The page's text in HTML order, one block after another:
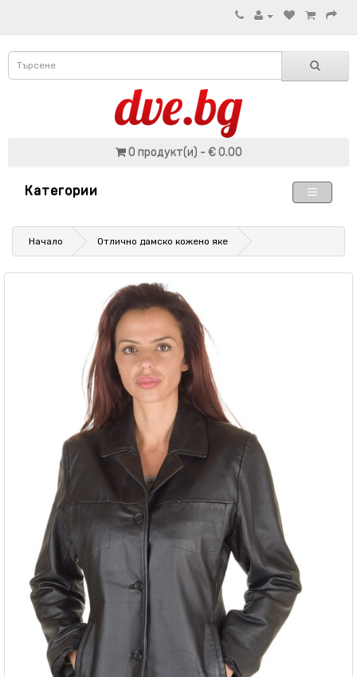
0 продукт(и) - € 0.00
Категории
Начало Отлично дамско кожено яке